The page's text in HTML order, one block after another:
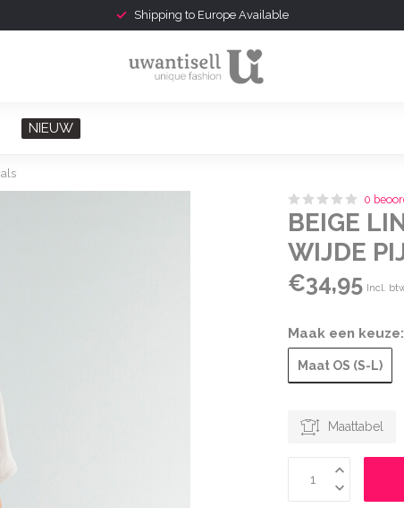
Shipping to Europe Available
NIEUW
0
BEIGE
WIJDE
€34,95 Incl.
Maak een keuze:
Maat OS (S-L)
Maattabel